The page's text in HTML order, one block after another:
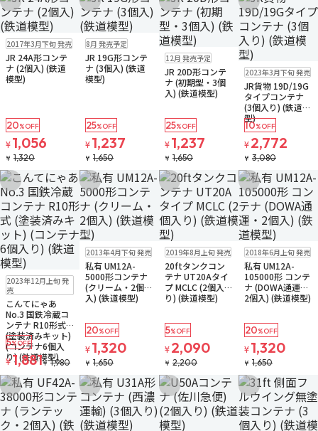
お気に入りに追加
再入荷販売中
ゆうパケット
2017年3月下旬 発売
JR 24A形コンテ
ナ (2個入) (鉄道
模型)
20%OFF
¥ 1,056
¥ 1,320
お気に入りに追加
予約品残り3個
ゆうパケット
8月 発売予定
JR 19G形コンテ
ナ (3個入) (鉄道
模型)
25%OFF
¥ 1,237
¥ 1,650
お気に入りに追加
予約品残り2個
ゆうパケット
12月 発売予定
JR 20D形コンテ
ナ (初期型・3個
入) (鉄道模型)
25%OFF
¥ 1,237
¥ 1,650
お気に入りに
ゆうパケット
お取り寄せ
2023年3月下旬 発売
JR貨物 19D/19G
タイプコンテナ
(3個入り) (鉄道模
型)
10%OFF
¥ 2,772
¥ 3,080
お気に入りに追加
販売中
2023年12月上旬 発
売
こんてにゃあ
No.3 国鉄冷蔵コ
ンテナ R10形式
(塗装済みキット)
(コンテナ6個入
り) (鉄道模型)
5%OFF
¥1,881¥1,980
お気に入りに追加
販売中ゆうパケット
2013年4月下旬 発売
私有 UM12A-
5000形コンテナ
(クリーム・2個
入) (鉄道模型)
20%OFF
¥ 1,320
¥ 1,650
お気に入りに追加
再入荷販売中
ゆうパケット
2019年8月上旬 発売
20ftタンクコン
テナ UT20Aタイ
プ MCLC (2個入
り) (鉄道模型)
5%OFF
¥ 2,090
¥ 2,200
お気に入りに
販売中ゆうパケット
2018年6月上旬 発売
私有 UM12A-
105000形 コンテ
ナ (DOWA通運・
2個入) (鉄道模型)
20%OFF
¥ 1,320
¥ 1,650
お気に入りに追加お気に入りに追加お気に入りに追加お気に入りに